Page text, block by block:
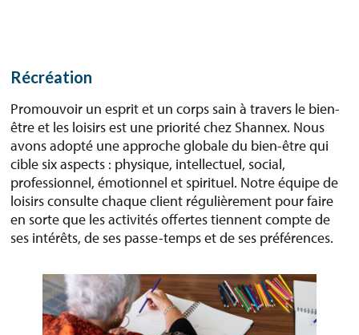
Récréation
Promouvoir un esprit et un corps sain à travers le bien-
être et les loisirs est une priorité chez Shannex. Nous
avons adopté une approche globale du bien-être qui
cible six aspects : physique, intellectuel, social,
professionnel, émotionnel et spirituel. Notre équipe de
loisirs consulte chaque client régulièrement pour faire
en sorte que les activités offertes tiennent compte de
ses intérêts, de ses passe-temps et de ses préférences.